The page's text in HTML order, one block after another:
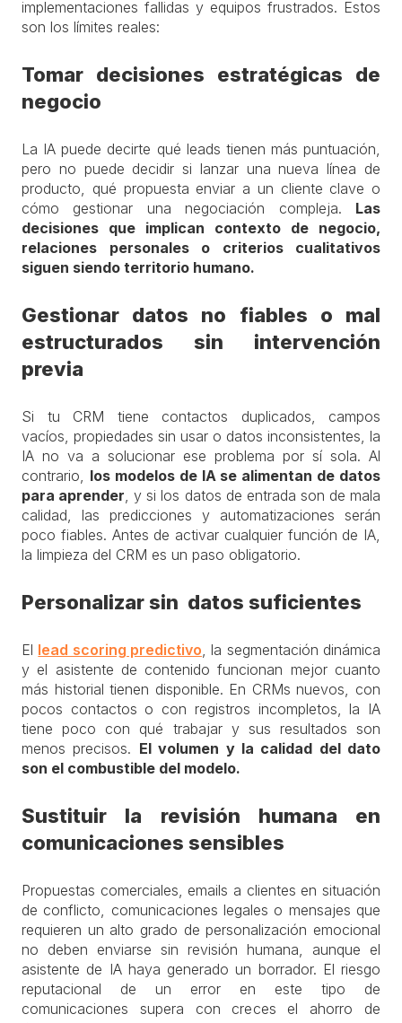
implementaciones fallidas y equipos frustrados. Estos
son los límites reales:
Tomar decisiones estratégicas de
negocio
La IA puede decirte qué leads tienen más puntuación,
pero no puede decidir si lanzar una nueva línea de
producto, qué propuesta enviar a un cliente clave o
cómo gestionar una negociación compleja. Las
decisiones que implican contexto de negocio,
relaciones personales o criterios cualitativos
siguen siendo territorio humano.
Gestionar datos no fiables o mal
estructurados sin intervención
previa
Si tu CRM tiene contactos duplicados, campos
vacíos, propiedades sin usar o datos inconsistentes, la
IA no va a solucionar ese problema por sí sola. Al
contrario, los modelos de IA se alimentan de datos
para aprender, y si los datos de entrada son de mala
calidad, las predicciones y automatizaciones serán
poco fiables. Antes de activar cualquier función de IA,
la limpieza del CRM es un paso obligatorio.
Personalizar sin datos suficientes
El lead scoring predictivo, la segmentación dinámica
y el asistente de contenido funcionan mejor cuanto
más historial tienen disponible. En CRMs nuevos, con
pocos contactos o con registros incompletos, la IA
tiene poco con qué trabajar y sus resultados son
menos precisos. El volumen y la calidad del dato
son el combustible del modelo.
Sustituir la revisión humana en
comunicaciones sensibles
Propuestas comerciales, emails a clientes en situación
de conflicto, comunicaciones legales o mensajes que
requieren un alto grado de personalización emocional
no deben enviarse sin revisión humana, aunque el
asistente de IA haya generado un borrador. El riesgo
reputacional de un error en este tipo de
comunicaciones supera con creces el ahorro de